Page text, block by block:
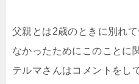
父親とは2歳のときに別れ
なかったためにこのことに
テルマさんはコメントをし